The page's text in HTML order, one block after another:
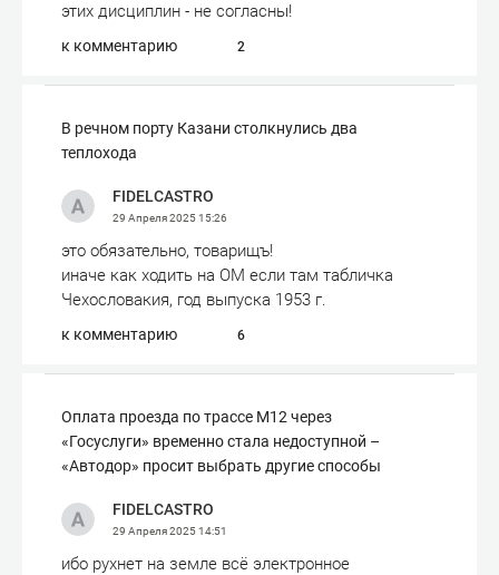
этих дисциплин - не согласны!
к комментарию 2
В речном порту Казани столкнулись два
теплохода
FIDELCASTRO
29 Апреля 202515:26
это обязательно, товарищъ!
иначе как ходить на ОМ если там табличка
Чехословакия, год выпуска 1953 г.
к комментарию 6
Оплата проезда по трассе М12 через
«Госуслуги» временно стала недоступной –
«Автодор» просит выбрать другие способы
FIDELCASTRO
29 Апреля 202514:51
ибо рухнет на земле всё электронное